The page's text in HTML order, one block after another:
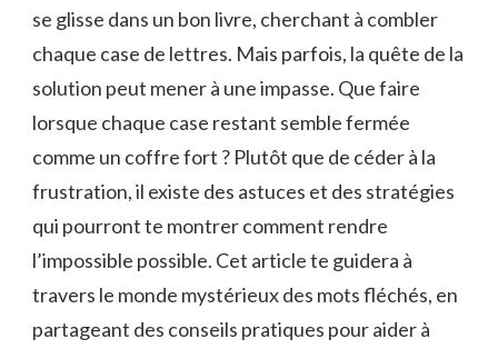
se glisse dans un bon livre, cherchant à combler
chaque case de lettres. Mais parfois, la quête de la
solution peut mener à une impasse. Que faire
lorsque chaque case restant semble fermée
comme un coffre fort ? Plutôt que de céder à la
frustration, il existe des astuces et des stratégies
qui pourront te montrer comment rendre
l’impossible possible. Cet article te guidera à
travers le monde mystérieux des mots fléchés, en
partageant des conseils pratiques pour aider à